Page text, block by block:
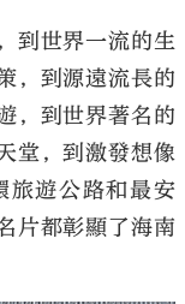
到世界一流的生
，到源遠流長的
，到世界著名的
堂，到激發想像
旅遊公路和最安
片都彰顯了海南